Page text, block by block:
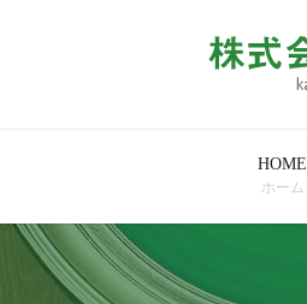
HOME
ホーム